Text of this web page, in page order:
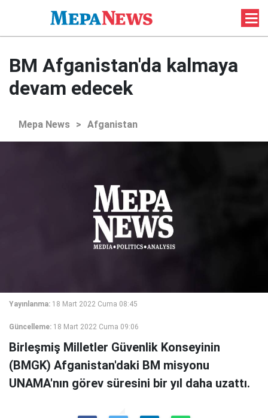
BM Afganistan'da kalmaya
devam edecek
Mepa News > Afganistan
Yayınlanma: 18 Mart 2022 Cuma 08:45
Güncelleme: 18 Mart 2022 Cuma 09:06
Birleşmiş Milletler Güvenlik Konseyinin
(BMGK) Afganistan'daki BM misyonu
UNAMA'nın görev süresini bir yıl daha uzattı.